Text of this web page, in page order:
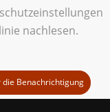
nachlesen.
Benachrichtigung